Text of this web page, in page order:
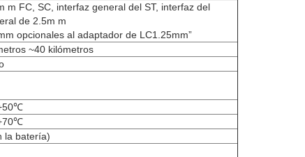
m FC, SC, interfaz general del ST, interfaz del
de 2.5m m
opcionales al adaptador de LC1.25mm”
~40 kilómetros
la batería)